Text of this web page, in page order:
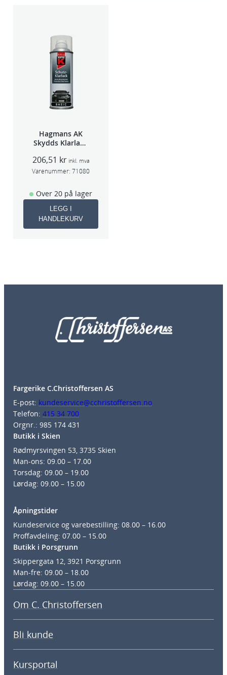
Hagmans AK
Skydds Klarlakk
206,51 kr inkl. mva
Varenummer: 71080
Over 20 på lager
LEGG I
HANDLEKURV
Fargerike C.Christoffersen AS
E-post: kundeservice@cchristoffersen.no
Telefon: 415 34 700
Orgnr.: 985 174 431
Butikk i Skien
Rødmyrsvingen 53, 3735 Skien
Man-ons: 09.00 – 17.00
Torsdag: 09.00 – 19.00
Lørdag: 09.00 – 15.00
Åpningstider
Kundeservice og varebestilling: 08.00 – 16.00
Proffavdeling: 07.00 – 15.00
Butikk i Porsgrunn
Skippergata 12, 3921 Porsgrunn
Man-fre: 09.00 – 18.00
Lørdag: 09.00 – 15.00
Om C. Christoffersen
Bli kunde
Kursportal